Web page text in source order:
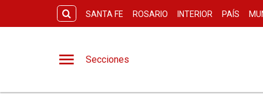
SANTA FE ROSARIO INTERIOR PAÍS
Secciones